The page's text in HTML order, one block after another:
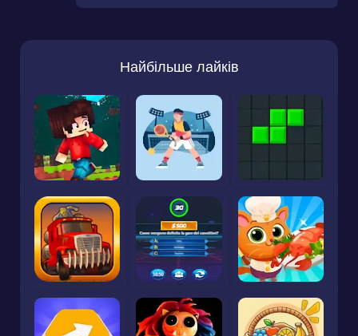
Найбільше лайків